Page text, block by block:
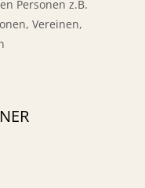
Personen z.B.
Vereinen,